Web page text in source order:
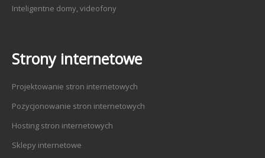
Inteligentne domy, videofony
Strony internetowe
Projektowanie stron internetowych
Pozycjonowanie stron internetowych
Hosting stron internetowych
Sklepy internetowe